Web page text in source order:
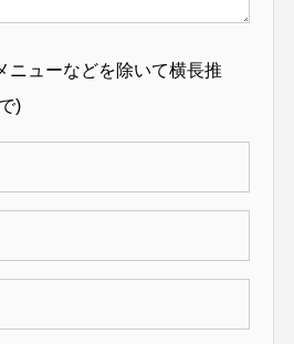
ニューなどを除いて横長推
)